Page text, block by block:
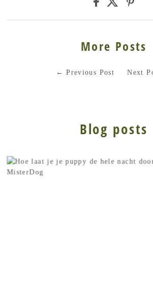
More Posts
←Previous Post Next
Blog posts